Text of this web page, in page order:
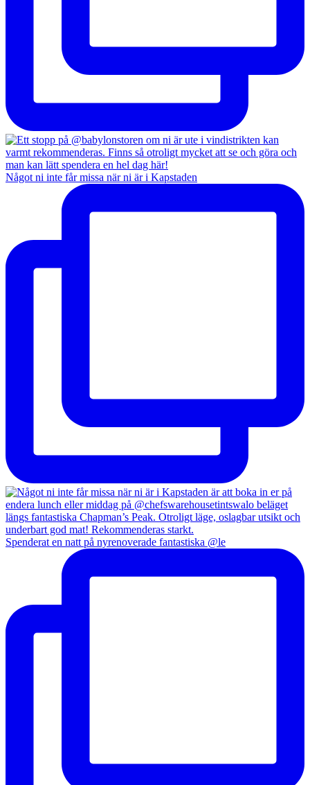
Något ni inte får missa när ni är i Kapstaden
Spenderat en natt på nyrenoverade fantastiska @le